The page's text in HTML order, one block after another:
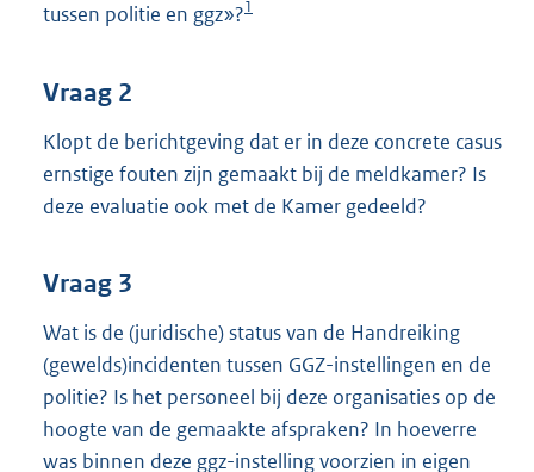
tussen politie en ggz»?1
Vraag 2
Klopt de berichtgeving dat er in deze concrete casus
ernstige fouten zijn gemaakt bij de meldkamer? Is
deze evaluatie ook met de Kamer gedeeld?
Vraag 3
Wat is de (juridische) status van de Handreiking
(gewelds)incidenten tussen GGZ-instellingen en de
politie? Is het personeel bij deze organisaties op de
hoogte van de gemaakte afspraken? In hoeverre
was binnen deze ggz-instelling voorzien in eigen